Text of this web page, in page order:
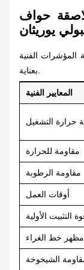
لاصقة حواف
يوريثان
المؤشرات الفنية
المعايير الفنية
حرارة التشغيل
مقاومة للحرارة
مقاومة الرطوبة
أوقات العمل
التثبيت الأولية
مظهر خط الغراء
الشيخوخة